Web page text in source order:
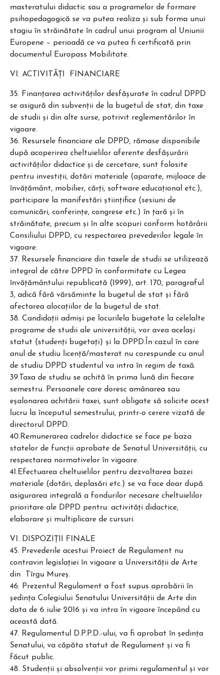
masteratului didactic sau a programelor de formare
psihopedagogică se va putea realiza şi sub forma unui
stagiu în străinătate în cadrul unui program al Uniunii
Europene – perioadă ce va putea fi certificată prin
documentul Europass Mobilitate.
VI. ACTIVITĂŢI FINANCIARE
35. Finanţarea activităţilor desfăşurate în cadrul DPPD
se asigură din subvenţii de la bugetul de stat, din taxe
de studii şi din alte surse, potrivit reglementărilor în
vigoare.
36. Resursele financiare ale DPPD, rămase disponibile
după acoperirea cheltuielilor aferente desfăşurării
activităţilor didactice şi de cercetare, sunt folosite
pentru investiţii, dotări materiale (aparate, mijloace de
învăţământ, mobilier, cărţi, software educaţional etc.),
participare la manifestări ştiinţifice (sesiuni de
comunicări, conferinţe, congrese etc.) în ţară şi în
străinătate, precum şi în alte scopuri conform hotărârii
Consiliului DPPD, cu respectarea prevederilor legale în
vigoare.
37. Resursele financiare din taxele de studii se utilizează
integral de către DPPD în conformitate cu Legea
învăţământului republicată (1999), art. 170, paragraful
3, adică fără vărsăminte la bugetul de stat şi fără
afectarea alocaţiilor de la bugetul de stat.
38. Candidații admiși pe locurilela bugetate la celelalte
programe de studii ale universității, vor avea același
statut (studenți bugetați) și la DPPD.În cazul în care
anul de studiu licență/masterat nu corespunde cu anul
de studiu DPPD studentul va intra în regim de taxă.
39.Taxa de studiu se achită în prima lună din fiecare
semestru. Persoanele care doresc amânarea sau
eşalonarea achitării taxei, sunt obligate să solicite acest
lucru la începutul semestrului, printr-o cerere vizată de
directorul DPPD.
40.Remunerarea cadrelor didactice se face pe baza
statelor de funcţii aprobate de Senatul Universităţii, cu
respectarea normativelor în vigoare.
41.Efectuarea cheltuielilor pentru dezvoltarea bazei
materiale (dotări, deplasări etc.) se va face doar după
asigurarea integrală a fondurilor necesare cheltuielilor
prioritare ale DPPD pentru: activităţi didactice,
elaborare şi multiplicare de cursuri.
VI. DISPOZIŢII FINALE
45. Prevederile acestui Proiect de Regulament nu
contravin legislaţiei în vigoare a Universităţii de Arte
din Tîrgu Mureş.
46. Prezentul Regulament a fost supus aprobării în
şedinţa Colegiului Senatului Universităţii de Arte din
data de 6 iulie 2016 şi va intra în vigoare începând cu
această dată.
47. Regulamentul D.P.P.D.-ului, va fi aprobat în şedinţa
Senatului, va căpăta statut de Regulament şi va fi
făcut public.
48. Studenţii şi absolvenţii vor primi regulamentul şi vor